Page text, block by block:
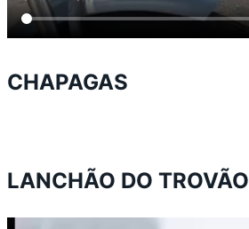
CHAPAGAS
LANCHÃO DO TROVÃO